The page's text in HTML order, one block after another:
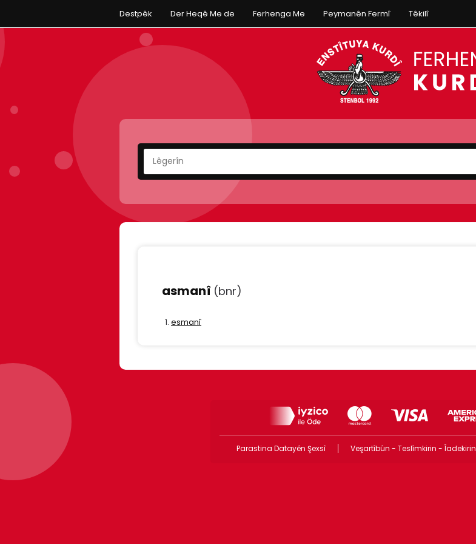
Destpêk Der Heqê Me de Ferhenga Me Peymanên Fermî Têkilî
asmanî (bnr)
esmanî
Parastina Datayên Şexsî Veşartîbûn - Teslîmkirin - Îadekirin